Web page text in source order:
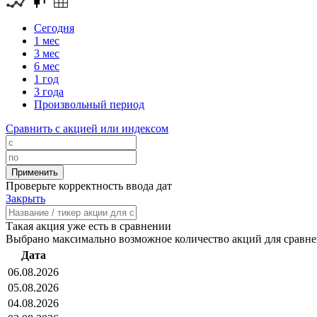
Сегодня
1 мес
3 мес
6 мес
1 год
3 года
Произвольный период
Сравнить с акцией или индексом
Проверьте корректность ввода дат
Закрыть
Такая акция уже есть в сравнении
Выбрано максимально возможное количество акций для
Дата
06.08.2026
05.08.2026
04.08.2026